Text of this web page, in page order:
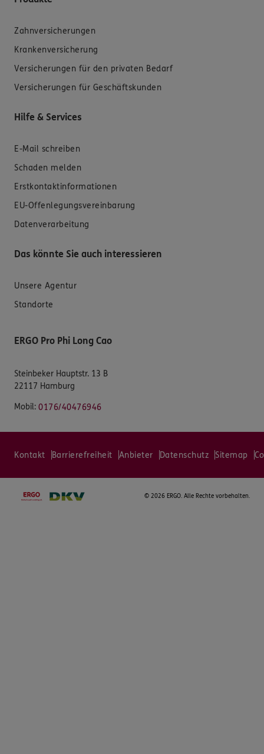
Zahnversicherungen
Krankenversicherung
Versicherungen für den privaten Bedarf
Versicherungen für Geschäftskunden
Hilfe & Services
E-Mail schreiben
Schaden melden
Erstkontaktinformationen
EU-Offenlegungsvereinbarung
Datenverarbeitung
Das könnte Sie auch interessieren
Unsere Agentur
Standorte
ERGO Pro Phi Long Cao
Steinbeker Hauptstr. 13 B
22117 Hamburg
Mobil: 0176/40476946
Kontakt Barrierefreiheit Anbieter Datenschutz Sitemap
© 2026 ERGO. Alle Rechte vorbehalten.